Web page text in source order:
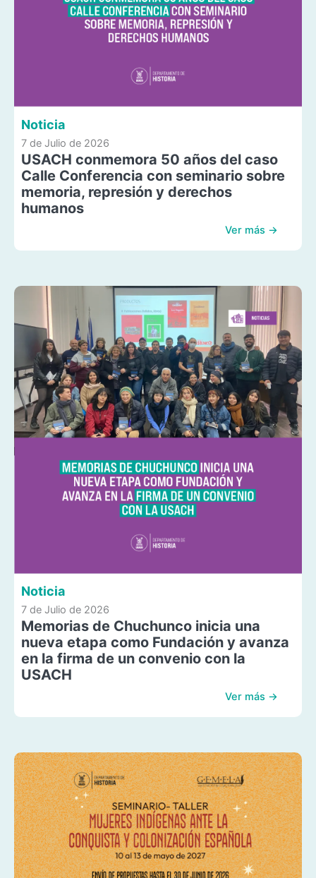
Noticia
7 de Julio de 2026
USACH conmemora 50 años del caso
Calle Conferencia con seminario sobre
memoria, represión y derechos
humanos
Ver más →
Noticia
7 de Julio de 2026
Memorias de Chuchunco inicia una
nueva etapa como Fundación y avanza
en la firma de un convenio con la
USACH
Ver más →